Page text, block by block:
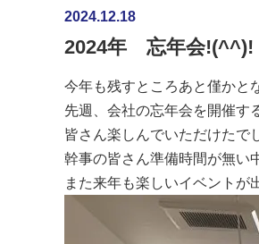
2024.12.18
2024年 忘年会!(^^)!
今年も残すところあと僅かと
先週、会社の忘年会を開催す
皆さん楽しんでいただけたで
幹事の皆さん準備時間が無い
また来年も楽しいイベントが